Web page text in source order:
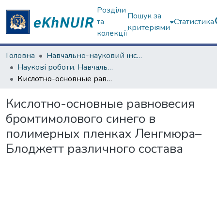
Розділи
та
колекції
Пошук за
критеріями
Статистика
Головна
Навчально-науковий інститут Хімії
Наукові роботи. Навчально-науковий інститут Хімії
Кислотно-основные равновесия бромтимолового синего в полимерных пленках Ленгмюра–Блоджетт различного состава
Кислотно-основные равновесия
бромтимолового синего в
полимерных пленках Ленгмюра–
Блоджетт различного состава